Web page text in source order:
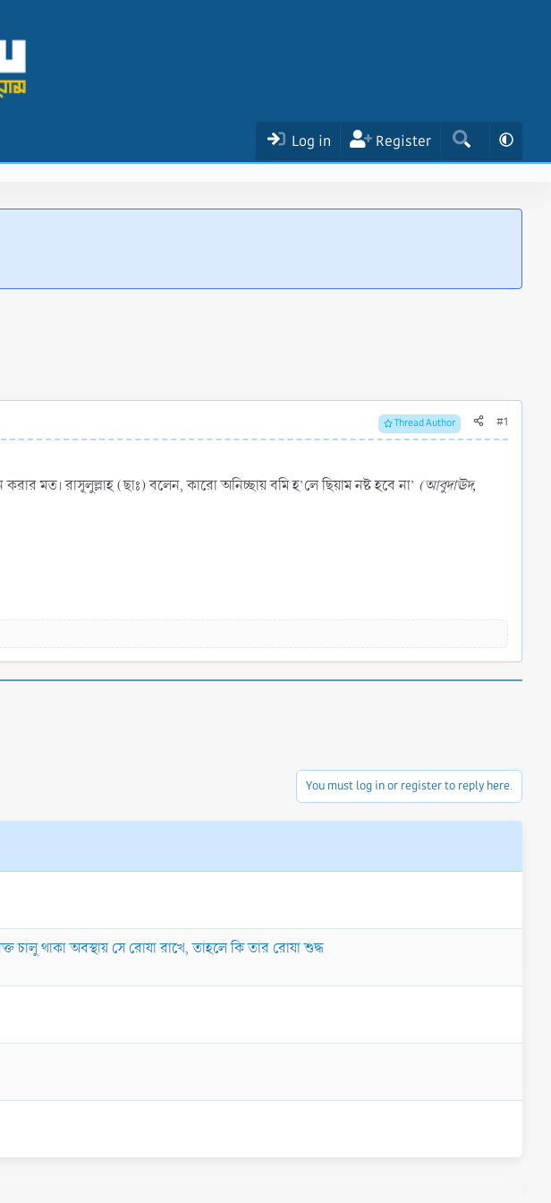
Log in Register
Thread Author #1
মত। রাসূলুল্লাহ (ছাঃ) বলেন, কারো অনিচ্ছায় বমি হ’লে ছিয়াম নষ্ট হবে না’ (আবুদাঊদ,
You must log in or register to reply here.
চালু থাকা অবস্থায় সে রোযা রাখে, তাহলে কি তার রোযা শুদ্ধ